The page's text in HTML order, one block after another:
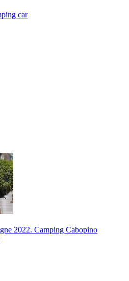
car
2022. Camping Cabopino